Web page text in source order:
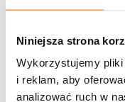
Niniejsza strona
Wykorzystujemy
i reklam, aby
analizować ruch w